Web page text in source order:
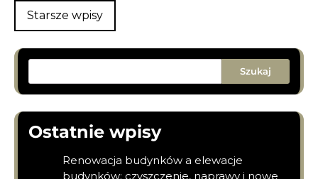
Nawigacja
po
wpisach
Starsze wpisy
Szukaj
Ostatnie wpisy
Renowacja budynków a elewacje
budynków: czyszczenie, naprawy i nowe